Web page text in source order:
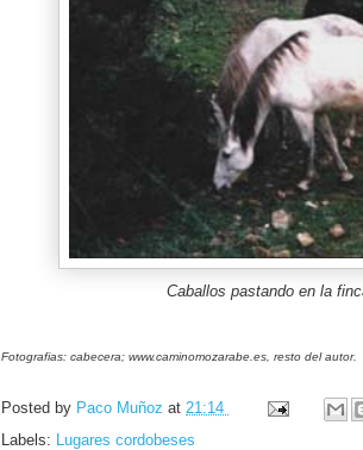
Caballos pastando en la
Fotografias: cabecera; www.caminomozarabe.es, resto del autor.
Posted by Paco Muñoz at 21:14
Labels:
Lugares cordobeses